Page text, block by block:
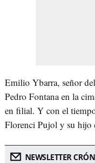
Emilio Ybarra, señor
Pedro Fontana en la
en filial. Y con el
Florenci Pujol y su hijo
NEWSLETTER